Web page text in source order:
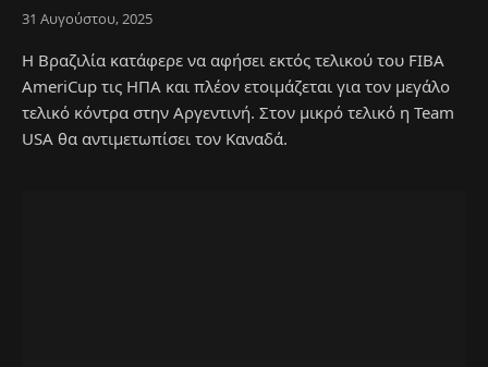
31 Αυγούστου, 2025
Η Βραζιλία κατάφερε να αφήσει εκτός τελικού του FIBA
AmeriCup τις ΗΠΑ και πλέον ετοιμάζεται για τον μεγάλο
τελικό κόντρα στην Αργεντινή. Στον μικρό τελικό η Team
USA θα αντιμετωπίσει τον Καναδά.